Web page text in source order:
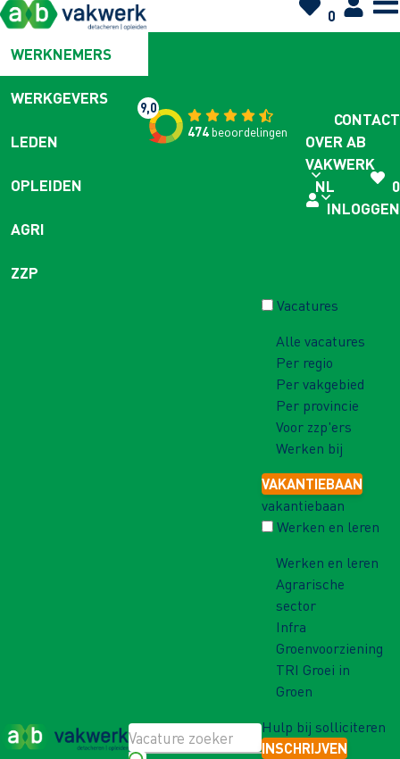
0
WERKNEMERS
WERKGEVERS
LEDEN
OPLEIDEN
AGRI
ZZP
9,0
474beoordelingen
CONTACT
OVER AB
VAKWERK
NL
0
INLOGGEN
Vacatures
Alle vacatures
Per regio
Per vakgebied
Per provincie
Voor zzp'ers
Werken bij
VAKANTIEBAAN
vakantiebaan
Werken en leren
Werken en leren
Agrarische
sector
Infra
Groenvoorziening
TRI Groei in
Groen
Hulp bij solliciteren
INSCHRIJVEN